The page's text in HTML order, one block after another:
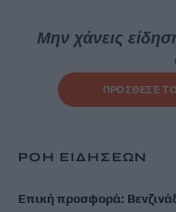
Μην χάνεις
ΠΡΟΣΘΕΣΕ ΤΟ
ΡΟΗ ΕΙΔΗΣΕΩΝ
Επική προσφορά: